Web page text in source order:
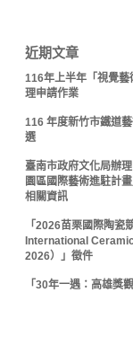
近期文章
116年上半年「視覺藝
理申請作業
116 年度新竹市鐵道
選
臺南市政府文化局辦
園區國際藝術進駐計
相關資訊
「2026苗栗國際陶瓷
International
2026）」徵件
「30年一遇：高雄獎